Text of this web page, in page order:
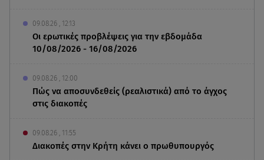
09.08.26 , 12:13
Οι ερωτικές προβλέψεις για την εβδομάδα
10/08/2026 - 16/08/2026
09.08.26 , 12:00
Πώς να αποσυνδεθείς (ρεαλιστικά) από το άγχος
στις διακοπές
09.08.26 , 11:55
Διακοπές στην Κρήτη κάνει ο πρωθυπουργός